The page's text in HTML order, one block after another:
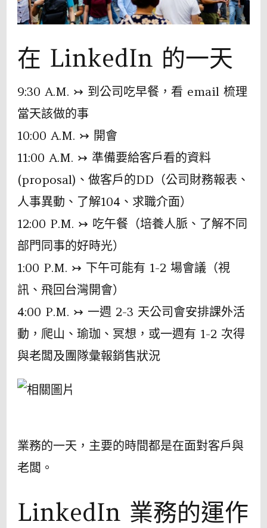
在 LinkedIn 的一天
9:30 A.M. ↣ 到公司吃早餐，看 email 梳理
當天該做的事
10:00 A.M. ↣ 開會
11:00 A.M. ↣ 準備要給客戶看的資料
(proposal)、做客戶的DD（公司財務報表、
人事異動、了解104、求職介面）
12:00 P.M. ↣ 吃午餐（培養人脈、了解不同
部門同事的好時光）
1:00 P.M. ↣ 下午可能有 1-2 場會議（視
訊、飛回台灣開會）
4:00 P.M. ↣ 一週 2-3 天公司會安排課外活
動，爬山、瑜珈、冥想，或一週有 1-2 次得
與老闆及團隊彙報銷售狀況
業務的一天，主要的時間都是在面對客戶與
老闆。
LinkedIn 業務的運作